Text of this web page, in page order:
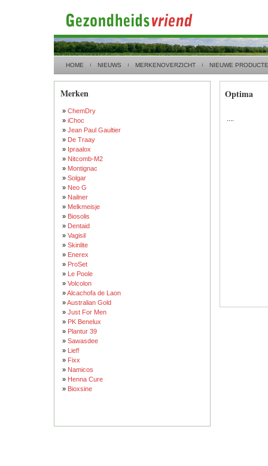
HOME NIEUWS MERKENOVERZICHT NIEUWE
Merken
» ChemDry
» iChoc
» Jean Paul Gaultier
» De Traay
» Ipraalox
» Nitcomb-M2
» Montignac
» Solgar
» Neo G
» Nailner
» Melkmeisje
» Biosolis
» Dentaid
» Vagisil
» Skinlite
» Enerex
» ProSet
» Le Poole
» Volcolon
»Alcachofa de Laon
»Australian Gold
» Just For Men
» PK Benelux
» Plantur 39
» Sawasdee
» Lief!
» Fixx
» Namicos
» Henna Cure
» Bioxsine
Optima